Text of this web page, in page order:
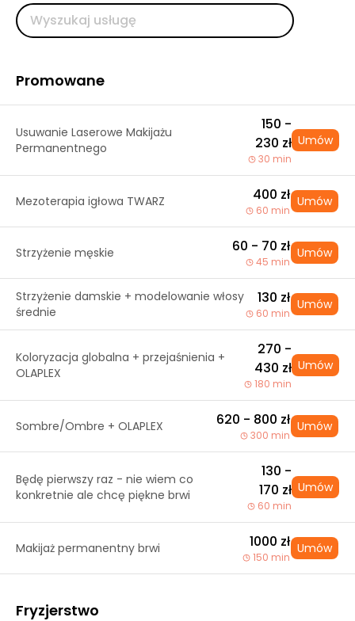
Promowane
Usuwanie Laserowe Makijażu
Permanentnego
150 -
230 zł
30 min
Umów
Mezoterapia igłowa TWARZ 400 zł
60 min
Umów
Strzyżenie męskie 60 - 70 zł
45 min
Umów
Strzyżenie damskie + modelowanie włosy
średnie
130 zł
60 min
Umów
Koloryzacja globalna + przejaśnienia +
OLAPLEX
270 -
430 zł
180 min
Umów
Sombre/Ombre + OLAPLEX 620 - 800 zł
300 min
Umów
Będę pierwszy raz - nie wiem co
konkretnie ale chcę piękne brwi
130 -
170 zł
60 min
Umów
Makijaż permanentny brwi 1000 zł
150 min
Umów
Fryzjerstwo